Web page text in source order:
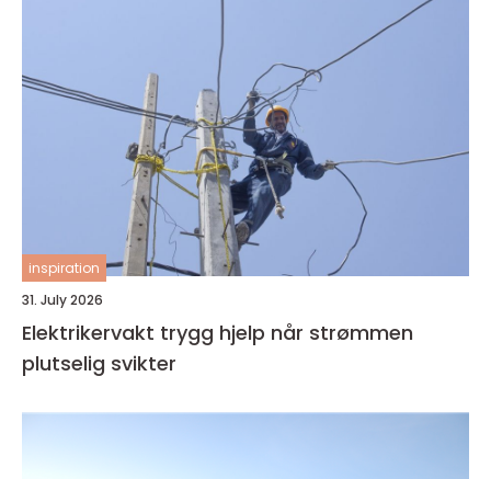
inspiration
31. July 2026
Elektrikervakt trygg hjelp når strømmen
plutselig svikter